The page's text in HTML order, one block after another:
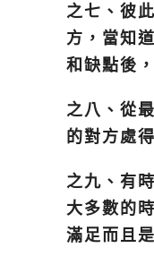
之七、彼
方，當知
和缺點後
之八、從
的對方處
之九、有
大多數的
滿足而且